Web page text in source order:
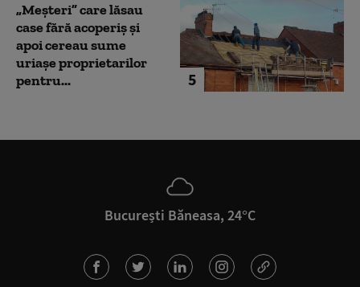
5
„Meșteri” care lăsau
case fără acoperiș și
apoi cereau sume
uriașe proprietarilor
pentru...
București Băneasa, 24°C